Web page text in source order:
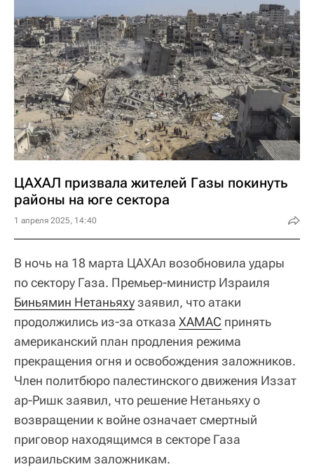
ЦАХАЛ призвала жителей Газы покинуть
районы на юге сектора
1 апреля 2025, 14:40
В ночь на 18 марта ЦАХАл возобновила удары
по сектору Газа. Премьер-министр Израиля
Биньямин Нетаньяхузаявил, что атаки
продолжились из-за отказа ХАМАС принять
американский план продления режима
прекращения огня и освобождения заложников.
Член политбюро палестинского движения Иззат
ар-Ришк заявил, что решение Нетаньяху о
возвращении к войне означает смертный
приговор находящимся в секторе Газа
израильским заложникам.